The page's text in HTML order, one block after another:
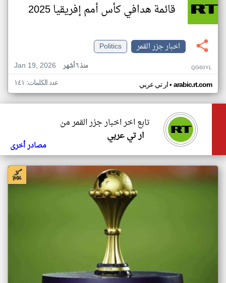
قائمة هدافي كأس أمم إفريقيا 2025
اخبار جزر القمر
Politics
Jan 19, 2026
منذ ٦ أشهر QG60YL
ار تي عربي• arabic.rt.com عدد الكلمات: ١٤١
تابع اخر اخبار جزر القمر من
ار تي عربي
مصادر أخرى